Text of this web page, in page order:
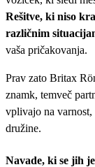
Rešitve, ki niso
različnim
vaša pričakovanja.
Prav zato Britax
znamk, temveč
vplivajo na
družine.
Navade, ki se jih